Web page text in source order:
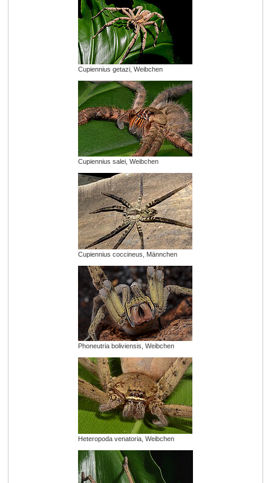
Cupiennius getazi, Weibchen
Cupiennius salei, Weibchen
Cupiennius coccineus, Männchen
Phoneutria boliviensis, Weibchen
Heteropoda venatoria, Weibchen